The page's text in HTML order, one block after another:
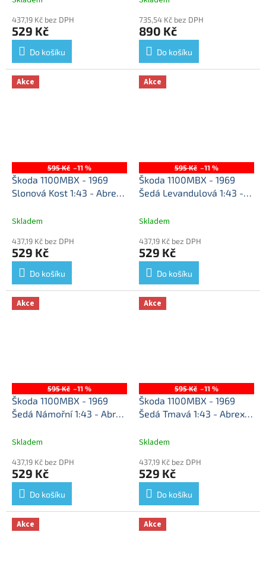
437,19 Kč bez DPH
529 Kč
Do košíku
735,54 Kč bez DPH
890 Kč
Do košíku
Akce
595 Kč –11 %
Škoda 1100MBX - 1969
Slonová Kost 1:43 - Abrex
1:43 - Slonová Kost -
Skladem
437,19 Kč bez DPH
529 Kč
Do košíku
Akce
595 Kč –11 %
Škoda 1100MBX - 1969
Šedá Levandulová 1:43 -
1969 - kovový model auta
Skladem
437,19 Kč bez DPH
529 Kč
Do košíku
Akce
595 Kč –11 %
Škoda 1100MBX - 1969
Šedá Námořní 1:43 - Abrex
1:43 - Šedá Námořní -
Skladem
437,19 Kč bez DPH
529 Kč
Do košíku
Akce
595 Kč –11 %
Škoda 1100MBX - 1969
Šedá Tmavá 1:43 - Abrex
model
Skladem
437,19 Kč bez DPH
529 Kč
Do košíku
Akce Akce